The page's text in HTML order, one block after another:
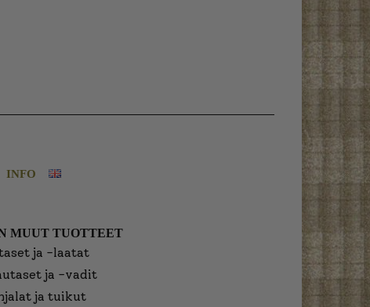
INFO
MUUT TUOTTEET
ja -laatat
ja -vadit
ja tuikut